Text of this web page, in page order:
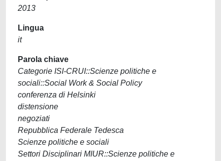
2013
Lingua
it
Parola chiave
Categorie ISI-CRUI::Scienze politiche e
sociali::Social Work & Social Policy
conferenza di Helsinki
distensione
negoziati
Repubblica Federale Tedesca
Scienze politiche e sociali
Settori Disciplinari MIUR::Scienze politiche e